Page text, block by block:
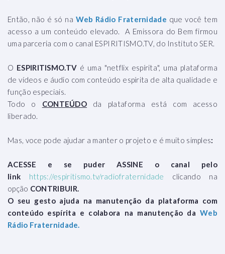
Então, não é só na Web Rádio Fraternidade que você tem
acesso a um conteúdo elevado. A Emissora do Bem firmou
uma parceria com o canal ESPIRITISMO.TV, do Instituto SER.
O ESPIRITISMO.TV é uma "netflix espírita", uma plataforma
de vídeos e áudio com conteúdo espírita de alta qualidade e
função especiais.
Todo o CONTEÚDO da plataforma está com acesso
liberado.
Mas, voce pode ajudar a manter o projeto e é muito simples:
ACESSE e se puder ASSINE o canal pelo
link https://espiritismo.tv/radiofraternidade
clicando na
opção CONTRIBUIR.
O seu gesto ajuda na manutenção da plataforma com
conteúdo espírita e colabora na manutenção daWeb
Rádio Fraternidade.